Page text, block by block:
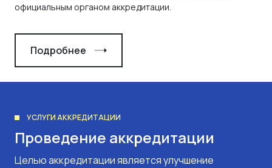
официальным органом аккредитации.
Подробнее
УСЛУГИ АККРЕДИТАЦИИ
Проведение аккредитации
Целью аккредитации является улучшение